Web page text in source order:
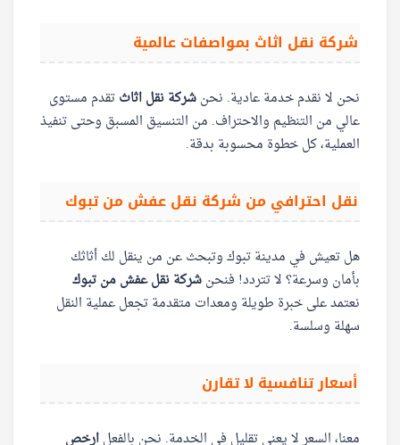
شركة نقل اثاث بمواصفات عالمية
نحن لا نقدم خدمة عادية. نحنشركة نقل اثاثتقدم مستوى
عالي من التنظيم والاحتراف. من التنسيق المسبق وحتى تنفيذ
العملية، كل خطوة محسوبة بدقة.
نقل احترافي من شركة نقل عفش من تبوك
هل تعيش في مدينة تبوك وتبحث عن من ينقل لك أثاثك
بأمان وسرعة؟ لا تتردد! فنحنشركة نقل عفش من تبوك
نعتمد على خبرة طويلة ومعدات متقدمة تجعل عملية النقل
سهلة وسلسة.
أسعار تنافسية لا تقارن
معنا، السعر لا يعني تقليل في الخدمة. نحن بالفعلارخص